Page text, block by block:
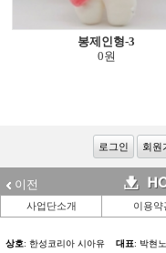
봉제인형-3
0원
로그인 회원
이전
사업단소개 이용약
상호: 한성코리아 시아유 대표: 박현노